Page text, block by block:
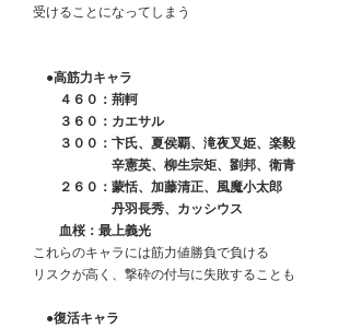
受けることになってしまう
●高筋力キャラ
４６０：荊軻
３６０：カエサル
３００：卞氏、夏侯覇、滝夜叉姫、楽毅
辛憲英、柳生宗矩、劉邦、衛青
２６０：蒙恬、加藤清正、風魔小太郎
丹羽長秀、カッシウス
血桜：最上義光
これらのキャラには筋力値勝負で負ける
リスクが高く、撃砕の付与に失敗することも
●復活キャラ